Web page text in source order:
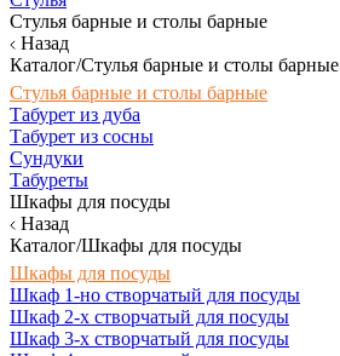
Стулья барные и столы барные
Назад
Каталог/Стулья барные и столы барные
Стулья барные и столы барные
Табурет из дуба
Табурет из сосны
Сундуки
Табуреты
Шкафы для посуды
Назад
Каталог/Шкафы для посуды
Шкафы для посуды
Шкаф 1-но створчатый для посуды
Шкаф 2-х створчатый для посуды
Шкаф 3-х створчатый для посуды